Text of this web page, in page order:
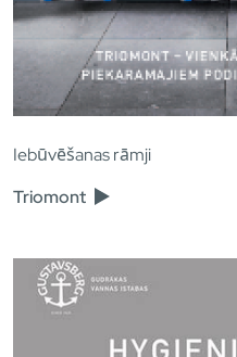
Iebūvēšanas rāmji
Triomont